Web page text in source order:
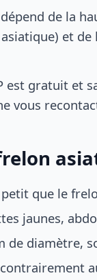
de la
et
est gratuit et
vous
que le
jaunes,
de diamètre,